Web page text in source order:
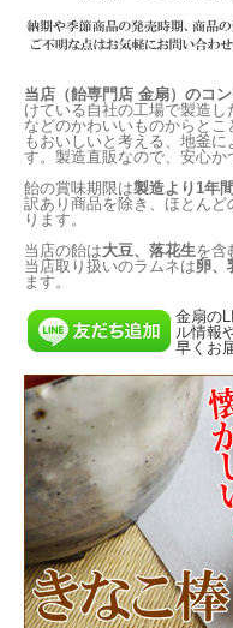
当店（飴専門店 金扇）のコ
けている自社の工場で製造
などのかわいいものからと
もおいしいと考える、地釜
す。製造直販なので、安心か
飴の賞味期限は製造より1年間
訳あり商品を除き、ほとん
ります。
当店の飴は大豆、落花生を含
当店取り扱いのラムネは卵、
ます。
金扇の
ル情報
早くお